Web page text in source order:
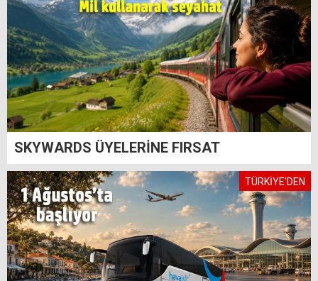
SKYWARDS ÜYELERİNE FIRSAT
TÜRKİYE'DEN